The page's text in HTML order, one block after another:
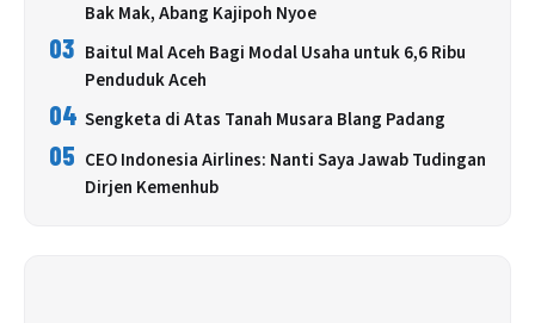
Bak Mak, Abang Kajipoh Nyoe
03 Baitul Mal Aceh Bagi Modal Usaha untuk 6,6 Ribu
Penduduk Aceh
04 Sengketa di Atas Tanah Musara Blang Padang
05 CEO Indonesia Airlines: Nanti Saya Jawab Tudingan
Dirjen Kemenhub